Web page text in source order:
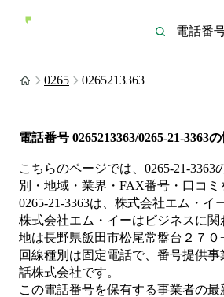
0265 0265213363
電話番号 0265213363/0265-21-3363の
こちらのページでは、 0265-21-3363
別・地域・業界・FAX番号・口コミ
0265-21-3363は、 株式会社エム・イ
株式会社エム・イーは ビジネスに関
地は長野県飯田市松尾常盤台２７０
回線種別は固定電話で、番号提供事
話株式会社です。
この電話番号を保有する事業者の最